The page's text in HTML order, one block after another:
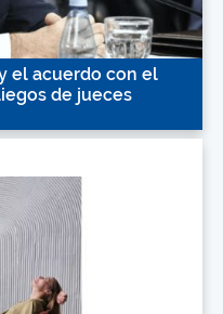
el acuerdo con el
de jueces